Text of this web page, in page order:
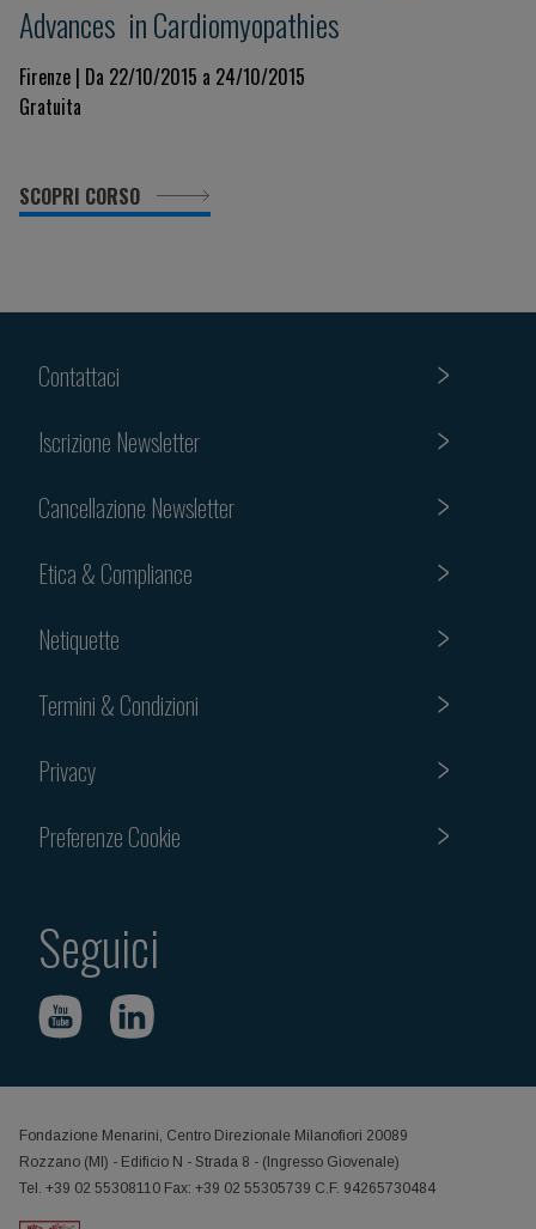
Advances in Cardiomyopathies
Firenze | Da 22/10/2015 a 24/10/2015
Gratuita
SCOPRI CORSO
Contattaci
Iscrizione Newsletter
Cancellazione Newsletter
Etica & Compliance
Netiquette
Termini & Condizioni
Privacy
Preferenze Cookie
Seguici
Fondazione Menarini, Centro Direzionale Milanofiori 20089
Rozzano (MI) - Edificio N - Strada 8 - (Ingresso Giovenale)
Tel. +39 02 55308110 Fax: +39 02 55305739 C.F. 94265730484